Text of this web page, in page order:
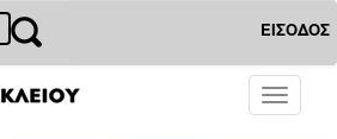
ΕΙΣΟΔΟΣ
Toggle